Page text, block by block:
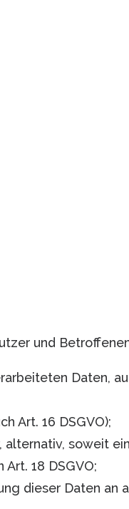
und
Daten,
Art. 16 DSGVO);
soweit
18 DSGVO;
dieser Daten an